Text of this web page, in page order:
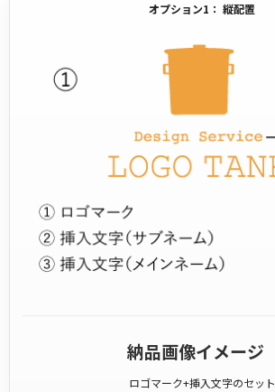
オプション1： 縦配置
納品画像イメージ
ロゴマーク+挿入文字のセット